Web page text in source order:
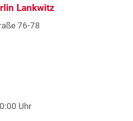
Lankwitz
76-78
Uhr